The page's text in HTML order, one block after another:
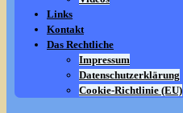
Links
Kontakt
Das Rechtliche
Impressum
Datenschutzerklärung
Cookie-Richtlinie (EU)